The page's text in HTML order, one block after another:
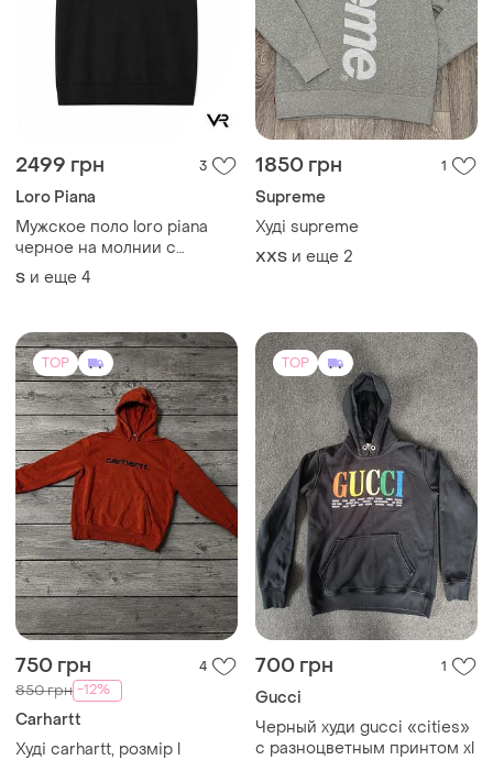
2499 грн 3
Loro Piana
Мужское поло loro piana
черное на молнии с
коротким рукавом и
вышитым логотипом
S и еще 4
1850 грн 1
Supreme
Худі supreme
XXS и еще 2
TOP
750 грн 4
850 грн -12%
Carhartt
Худі carhartt, розмір l
TOP
700 грн 1
Gucci
Черный худи gucci «cities»
с разноцветным принтом xl